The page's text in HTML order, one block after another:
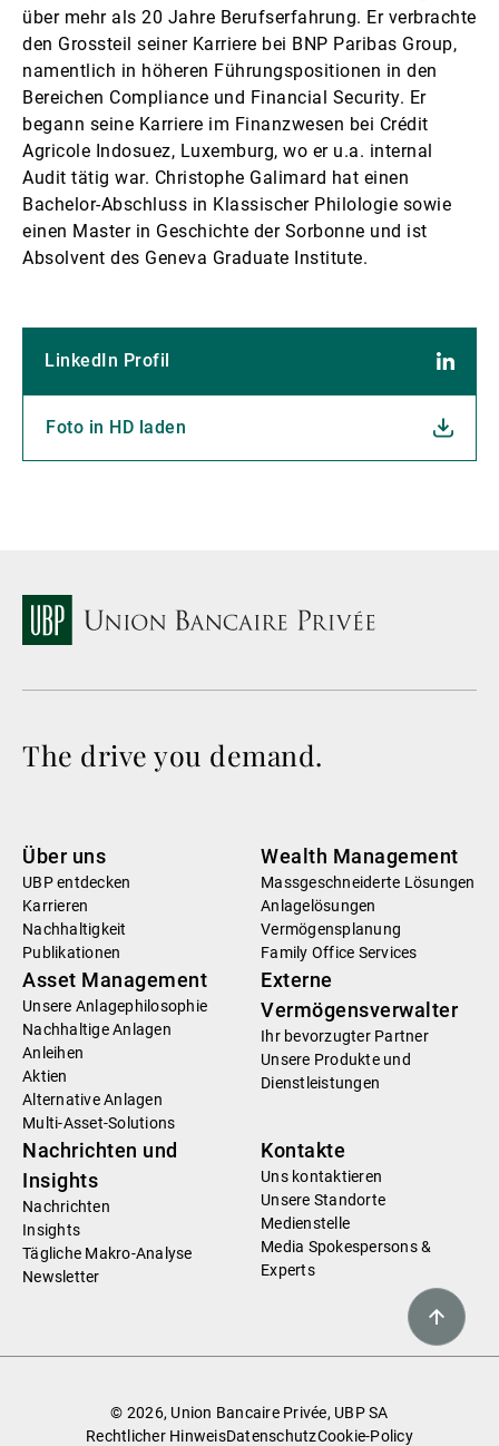
über mehr als 20 Jahre Berufserfahrung. Er verbrachte
den Grossteil seiner Karriere bei BNP Paribas Group,
namentlich in höheren Führungspositionen in den
Bereichen Compliance und Financial Security. Er
begann seine Karriere im Finanzwesen bei Crédit
Agricole Indosuez, Luxemburg, wo er u.a. internal
Audit tätig war. Christophe Galimard hat einen
Bachelor-Abschluss in Klassischer Philologie sowie
einen Master in Geschichte der Sorbonne und ist
Absolvent des Geneva Graduate Institute.
LinkedIn Profil
Foto in HD laden
The drive you demand.
Über uns
UBP entdecken
Karrieren
Nachhaltigkeit
Publikationen
Wealth Management
Massgeschneiderte Lösungen
Anlagelösungen
Vermögensplanung
Family Office Services
Asset Management
Unsere Anlagephilosophie
Nachhaltige Anlagen
Anleihen
Aktien
Alternative Anlagen
Multi-Asset-Solutions
Externe
Vermögensverwalter
Ihr bevorzugter Partner
Unsere Produkte und
Dienstleistungen
Nachrichten und
Insights
Nachrichten
Insights
Tägliche Makro-Analyse
Newsletter
Kontakte
Uns kontaktieren
Unsere Standorte
Medienstelle
Media Spokespersons &
Experts
© 2026, Union Bancaire Privée, UBP SA
Rechtlicher HinweisDatenschutzCookie-Policy